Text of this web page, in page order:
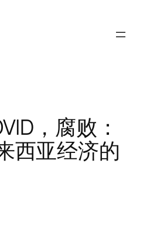
，腐败：
西亚经济的